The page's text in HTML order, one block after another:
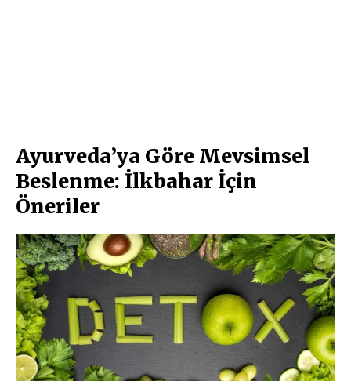
Ayurveda’ya Göre Mevsimsel
Beslenme: İlkbahar İçin
Öneriler